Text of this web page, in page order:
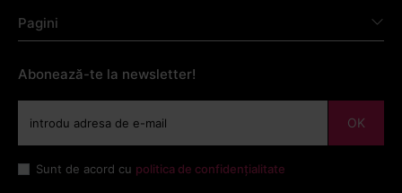
Pagini
Abonează-te la newsletter!
OK
Sunt de acord cu politica de confidențialitate